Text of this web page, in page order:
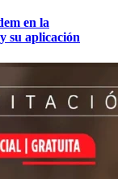
en la
su aplicación